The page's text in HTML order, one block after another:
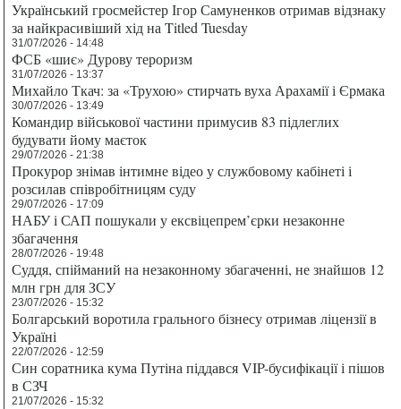
Український гросмейстер Ігор Самуненков отримав відзнаку
за найкрасивіший хід на Titled Tuesday
31/07/2026 - 14:48
ФСБ «шиє» Дурову тероризм
31/07/2026 - 13:37
Михайло Ткач: за «Трухою» стирчать вуха Арахамії і Єрмака
30/07/2026 - 13:49
Командир військової частини примусив 83 підлеглих
будувати йому маєток
29/07/2026 - 21:38
Прокурор знімав інтимне відео у службовому кабінеті і
розсилав співробітницям суду
29/07/2026 - 17:09
НАБУ і САП пошукали у ексвіцепрем’єрки незаконне
збагачення
28/07/2026 - 19:48
Суддя, спійманий на незаконному збагаченні, не знайшов 12
млн грн для ЗСУ
23/07/2026 - 15:32
Болгарський воротила грального бізнесу отримав ліцензії в
Україні
22/07/2026 - 12:59
Син соратника кума Путіна піддався VIP-бусифікації і пішов
в СЗЧ
21/07/2026 - 15:32